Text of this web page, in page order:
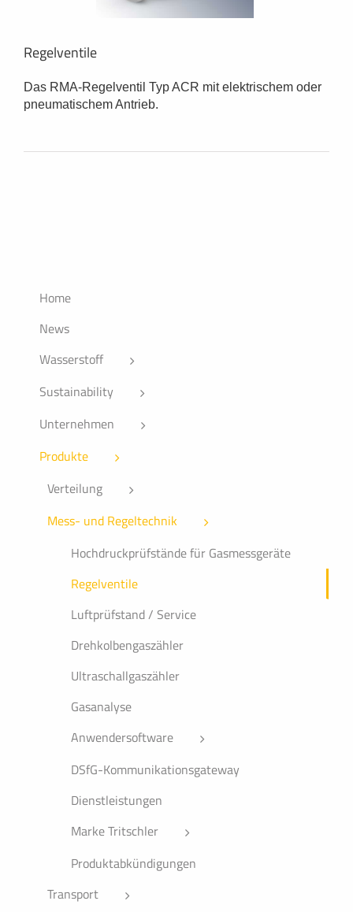
Regelventile
Das RMA-Regelventil Typ ACR mit elektrischem oder
pneumatischem Antrieb.
Home
News
Wasserstoff
Sustainability
Unternehmen
Produkte
Verteilung
Mess- und Regeltechnik
Hochdruckprüfstände für Gasmessgeräte
Regelventile
Luftprüfstand / Service
Drehkolbengaszähler
Ultraschallgaszähler
Gasanalyse
Anwendersoftware
DSfG-Kommunikationsgateway
Dienstleistungen
Marke Tritschler
Produktabkündigungen
Transport